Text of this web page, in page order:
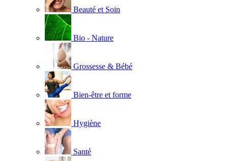
Beauté et Soin
Bio - Nature
Grossesse & Bébé
Bien-être et forme
Hygiène
Santé